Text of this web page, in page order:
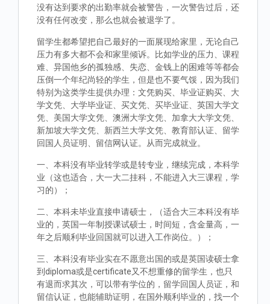
没有达到要求的出勤率就会被警告，一次警告过后，还
没有任何改变，那么也就会被退学了。
留学生都希望把自己最好的一面展现给家里，无论自己
压力有多大都不会和家里倾诉。比如学业的压力、课程
难、异国他乡的孤独感、失恋、金钱上的困难等等都会
压倒一个年纪尚轻的学生，但是也不要气馁，因为我们
特别为这类学生提供办理：文凭购买、毕业证购买、大
学文凭、大学毕业证、买文凭、买毕业证、英国大学文
凭、美国大学文凭、澳洲大学文凭、加拿大大学文凭、
新加坡大学文凭、新西兰大学文凭、教育部认证、留学
回国人员证明、留信网认证。从而完成就业。
一、本科没有毕业转学或是转专业，继续完成，本科学
业（这也适合，大一大二挂科，不能进入大三课程，学
习的）；
二、本科未毕业直接申请硕士，（适合大三本科没有毕
业的，英国一年制授课试硕士，时间短，含金量高，一
年之后顺利毕业回国就可以进入工作岗位。）；
三、本科没有毕业实在不愿意出国的或是英国读硕士拿
到diploma或是certificate又不想重修的留学生，也只
有退而求其次，可以带有学位的，留学回国人员证，和
留信认证，也能辅助证明，在国外顺利毕业的，找一个